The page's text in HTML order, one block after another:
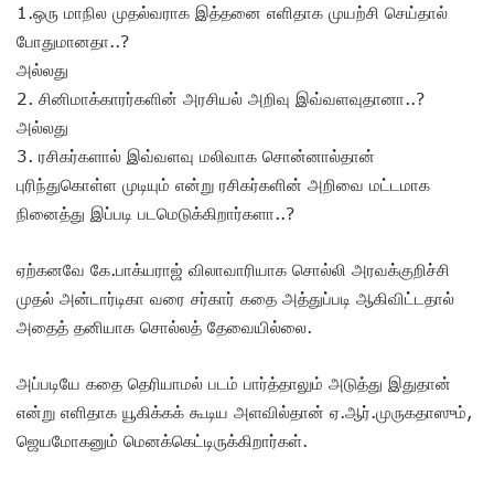
1.ஒரு மாநில முதல்வராக இத்தனை எளிதாக முயற்சி செய்தால்
போதுமானதா..?
அல்லது
2. சினிமாக்காரர்களின் அரசியல் அறிவு இவ்வளவுதானா..?
அல்லது
3. ரசிகர்களால் இவ்வளவு மலிவாக சொன்னால்தான்
புரிந்துகொள்ள முடியும் என்று ரசிகர்களின் அறிவை மட்டமாக
நினைத்து இப்படி படமெடுக்கிறார்களா..?
ஏற்கனவே கே.பாக்யராஜ் விலாவாரியாக சொல்லி அரவக்குறிச்சி
முதல் அன்டார்டிகா வரை சர்கார் கதை அத்துப்படி ஆகிவிட்டதால்
அதைத் தனியாக சொல்லத் தேவையில்லை.
அப்படியே கதை தெரியாமல் படம் பார்த்தாலும் அடுத்து இதுதான்
என்று எளிதாக யூகிக்கக் கூடிய அளவில்தான் ஏ.ஆர்.முருகதாஸும்,
ஜெயமோகனும் மெனக்கெட்டிருக்கிறார்கள்.